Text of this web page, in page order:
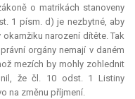
o matrikách stanoveny
1 písm. d) je nezbytné, aby
narození dítěte. Tak
orgány nemají v daném
mezích by mohly zohlednit
že čl. 10 odst. 1 Listiny
na změnu příjmení.